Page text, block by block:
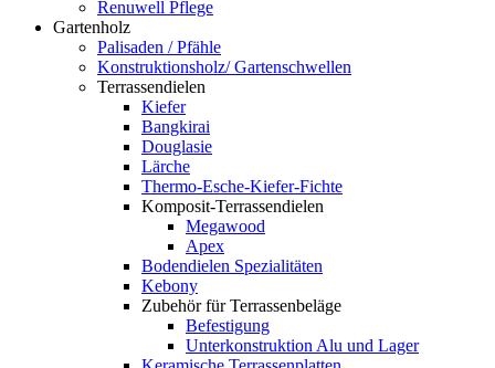
Renuwell Pflege
Gartenholz
Palisaden / Pfähle
Konstruktionsholz/ Gartenschwellen
Terrassendielen
Kiefer
Bangkirai
Douglasie
Lärche
Thermo-Esche-Kiefer-Fichte
Komposit-Terrassendielen
Megawood
Apex
Bodendielen Spezialitäten
Kebony
Zubehör für Terrassenbeläge
Befestigung
Unterkonstruktion Alu und Lager